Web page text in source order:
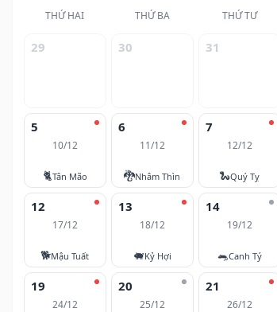
THỨ HAI THỨ BA THỨ TƯ
29 30 31
5
10/12
🐈Tân Mão
6
11/12
🐉Nhâm Thìn
7
12/12
🐍Quý Tỵ
12
17/12
🐕Mậu Tuất
13
18/12
🐖Kỷ Hợi
14
19/12
🐀Canh Tý
19
24/12
20
25/12
21
26/12